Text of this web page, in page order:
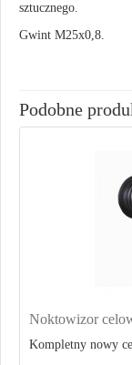
sztucznego.
Gwint M25x0,8.
Podobne
Noktowizor
Kompletny nowy